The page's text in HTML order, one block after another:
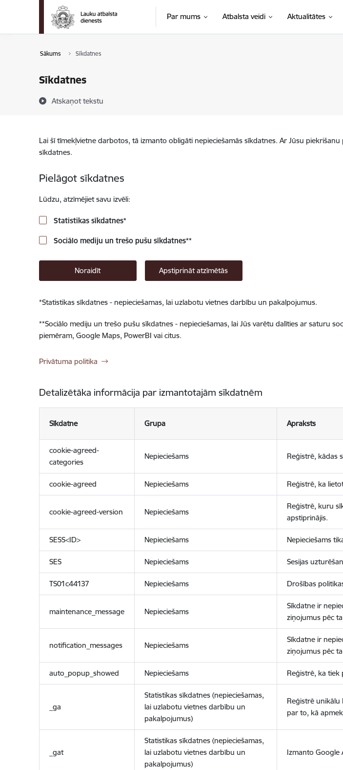
Pāriet uz lapas saturu
Par mums Atbalsta veidi Aktualitātes
Sākums Sīkdatnes
Sīkdatnes
Atskaņot tekstu
Lai šī tīmekļvietne darbotos, tā izmanto obligāti nepieciešamās sīkdatnes. Ar Jūsu
sīkdatnes.
Pielāgot sīkdatnes
Lūdzu, atzīmējiet savu izvēli:
Statistikas sīkdatnes*
Sociālo mediju un trešo pušu sīkdatnes**
Noraidīt Apstiprināt atzīmētās
*Statistikas sīkdatnes - nepieciešamas, lai uzlabotu vietnes darbību un pakalpojumus.
**Sociālo mediju un trešo pušu sīkdatnes - nepieciešamas, lai Jūs varētu dalīties ar saturu
piemēram, Google Maps, PowerBI vai citus.
Privātuma politika
Detalizētāka informācija par izmantotajām sīkdatnēm
Sīkdatne Grupa Apraksts
cookie-agreed-
categories
Nepieciešams Reģistrē, kādas
cookie-agreed Nepieciešams Reģistrē, ka
cookie-agreed-version Nepieciešams
Reģistrē, kuru
apstiprinājis.
SESS<ID> Nepieciešams Nepieciešams
SES Nepieciešams Sesijas
TS01c44137 Nepieciešams Drošības
maintenance_message Nepieciešams
Sīkdatne ir
ziņojumus pēc
notification_messages Nepieciešams
Sīkdatne ir
ziņojumus pēc
auto_popup_showed Nepieciešams Reģistrē, ka tiek
_ga
Statistikas sīkdatnes (nepieciešamas,
lai uzlabotu vietnes darbību un
pakalpojumus)
Reģistrē unikālu
par to, kā
_gat
Statistikas sīkdatnes (nepieciešamas,
lai uzlabotu vietnes darbību un
pakalpojumus)
Izmanto Google